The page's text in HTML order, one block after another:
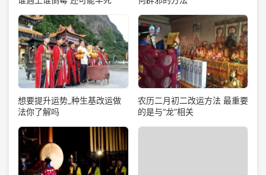
想要提升运势_种生基改运做
法你了解吗
农历二月初二改运方法 最重要
的是与“龙”相关